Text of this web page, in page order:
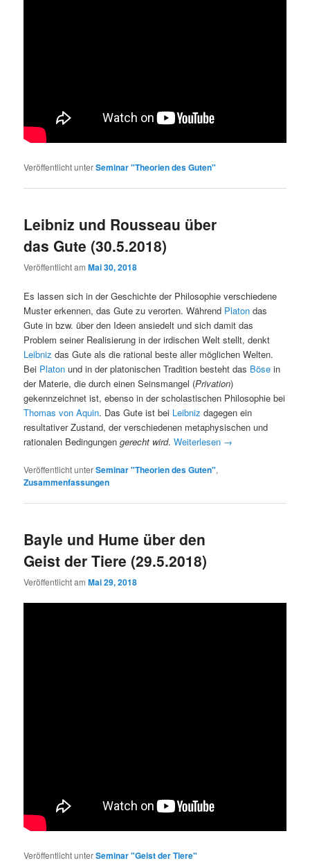
Veröffentlicht unterSeminar "Theorien des Guten"
Leibniz und Rousseau über
das Gute (30.5.2018)
Veröffentlicht amMai 30, 2018
Es lassen sich in der Geschichte der Philosophie verschiedene
Muster erkennen, das Gute zu verorten. Während Platon das
Gute in bzw. über den Ideen ansiedelt und sich damit das
Problem seiner Realisierung in der irdischen Welt stellt, denkt
Leibniz das Gute als die rational beste aller möglichen Welten.
Bei Platon und in der platonischen Tradition besteht das Böse in
der Materie, die durch einen Seinsmangel (Privation)
gekennzeichnet ist, ebenso in der scholastischen Philosophie bei
Thomas von Aquin. Das Gute ist bei Leibniz dagegen ein
resultativer Zustand, der verschiedenen metaphysischen und
rationalen Bedingungengerecht wird.Weiterlesen →
Veröffentlicht unterSeminar "Theorien des Guten",
Zusammenfassungen
Bayle und Hume über den
Geist der Tiere (29.5.2018)
Veröffentlicht amMai 29, 2018
Veröffentlicht unterSeminar "Geist der Tiere"